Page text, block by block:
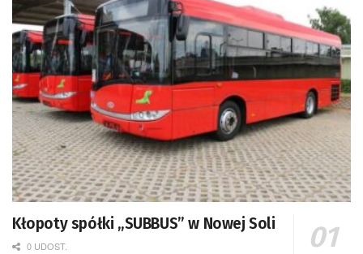
Kłopoty spółki „SUBBUS” w Nowej Soli
0 UDOST.